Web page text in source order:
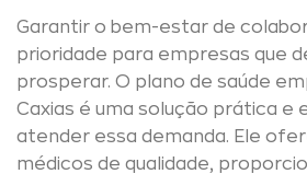
Garantir o bem-estar de
prioridade para empresas que
prosperar. O plano de saúde
Caxias é uma solução prática e
atender essa demanda. Ele
médicos de qualidade,